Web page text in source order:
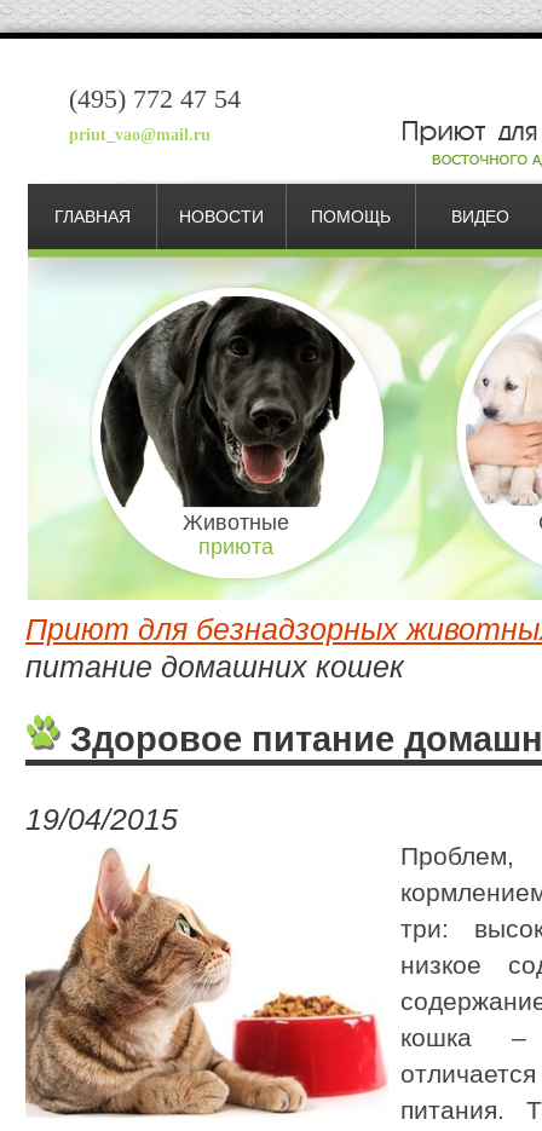
(495) 772 47 54
priut_vao@mail.ru
ГЛАВНАЯ НОВОСТИ ПОМОЩЬ ВИДЕО
Животные
приюта
Приют для безнадзорных
питание домашних кошек
Здоровое питание
19/04/2015
три:
низкое
кошка –
питания.